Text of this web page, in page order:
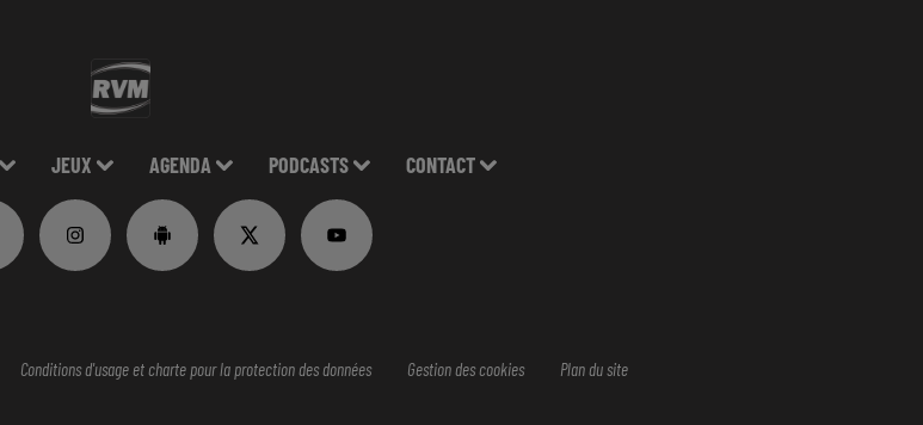
JEUX AGENDA PODCASTS CONTACT
Conditions d'usage et charte pour la protection des données Gestion des cookies Plan du site